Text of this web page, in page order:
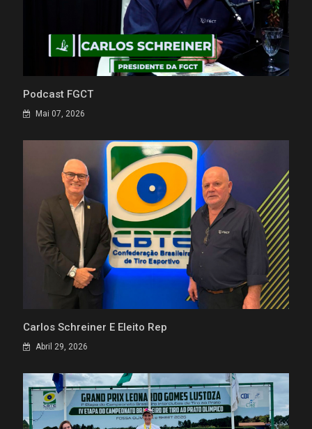
Podcast FGCT
Mai 07, 2026
Carlos Schreiner É Eleito Rep
Abril 29, 2026